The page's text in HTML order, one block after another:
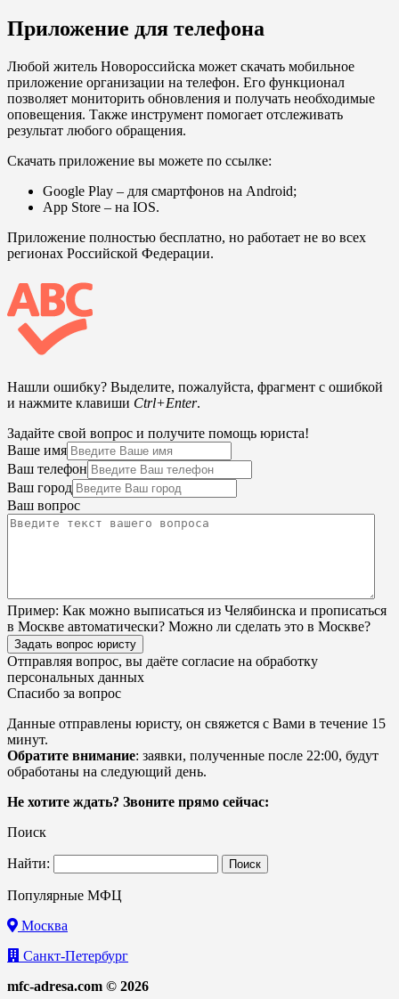
Приложение для телефона
Любой житель Новороссийска может скачать мобильное
приложение организации на телефон. Его функционал
позволяет мониторить обновления и получать необходимые
оповещения. Также инструмент помогает отслеживать
результат любого обращения.
Скачать приложение вы можете по ссылке:
Google Play – для смартфонов на Android;
App Store – на IOS.
Приложение полностью бесплатно, но работает не во всех
регионах Российской Федерации.
Нашли ошибку? Выделите, пожалуйста, фрагмент с ошибкой
и нажмите клавиши Ctrl+Enter.
Задайте свой вопрос и получите помощь юриста!
Ваше имя
Ваш телефон
Ваш город
Ваш вопрос
Пример: Как можно выписаться из Челябинска и прописаться
в Москве автоматически? Можно ли сделать это в Москве?
Задать вопрос юристу
Отправляя вопрос, вы даёте согласие на обработку
персональных данных
Спасибо за вопрос
Данные отправлены юристу, он свяжется с Вами в течение 15
минут.
Обратите внимание: заявки, полученные после 22:00, будут
обработаны на следующий день.
Не хотите ждать? Звоните прямо сейчас:
Поиск
Найти:
Популярные МФЦ
Москва
Санкт-Петербург
mfc-adresa.com © 2026